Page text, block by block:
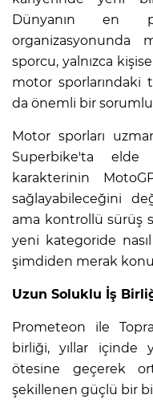
Dünyanın en
organizasyonunda
sporcu, yalnızca
motor sporlarındaki
da önemli bir
Motor sporları
Superbike'ta
karakterinin
sağlayabileceğini
ama kontrollü sürüş
yeni kategoride
şimdiden merak
Uzun Soluklu İş
Prometeon ile
birliği, yıllar içinde
ötesine geçerek
şekillenen güçlü bir